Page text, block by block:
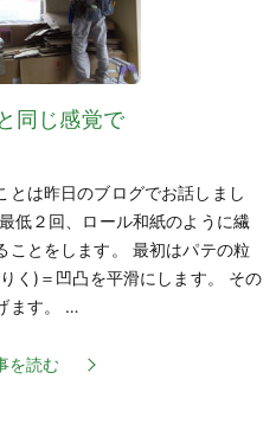
同じ感覚で
とは昨日のブログでお話しまし
低２回、ロール和紙のように繊
ことをします。 最初はパテの粒
く)＝凹凸を平滑にします。 その
ます。 …
を読む